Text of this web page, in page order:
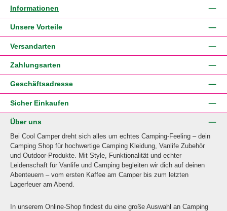
Informationen
Unsere Vorteile
Versandarten
Zahlungsarten
Geschäftsadresse
Sicher Einkaufen
Über uns
Bei Cool Camper dreht sich alles um echtes Camping-Feeling – dein
Camping Shop für hochwertige Camping Kleidung, Vanlife Zubehör
und Outdoor-Produkte. Mit Style, Funktionalität und echter
Leidenschaft für Vanlife und Camping begleiten wir dich auf deinen
Abenteuern – vom ersten Kaffee am Camper bis zum letzten
Lagerfeuer am Abend.
In unserem Online-Shop findest du eine große Auswahl an Camping